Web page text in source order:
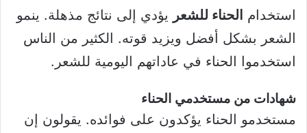
استخدام الحناء للشعر يؤدي إلى نتائج مذهلة. ينمو
الشعر بشكل أفضل ويزيد قوته. الكثير من الناس
استخدموا الحناء في عاداتهم اليومية للشعر.
شهادات من مستخدمي الحناء
مستخدمو الحناء يؤكدون على فوائده. يقولون إن